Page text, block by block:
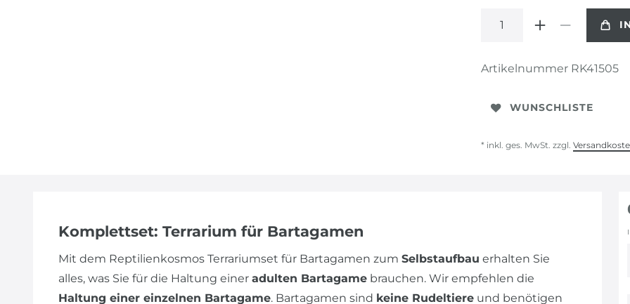
Artikelnummer RK41505
WUNSCHLISTE
* inkl. ges. MwSt. zzgl.
Komplettset: Terrarium für Bartagamen
Mit dem Reptilienkosmos Terrariumset für Bartagamen zum Selbstaufbau erhalten Sie
alles, was Sie für die Haltung einer adulten Bartagame brauchen. Wir empfehlen die
Haltung einer einzelnen Bartagame. Bartagamen sind keine Rudeltiere und benötigen